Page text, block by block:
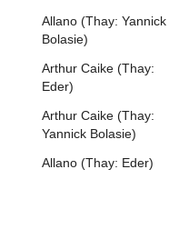
Allano (Thay: Yannick
Bolasie)
Arthur Caike (Thay:
Eder)
Arthur Caike (Thay:
Yannick Bolasie)
Allano (Thay: Eder)